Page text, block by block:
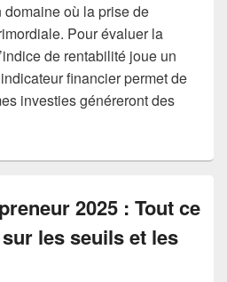
domaine où la prise de
Pour évaluer la
de rentabilité joue un
financier permet de
investies généreront des
2025 : Tout ce
les seuils et les